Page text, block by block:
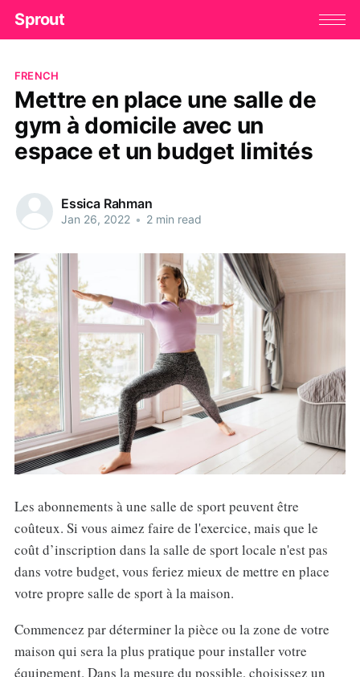
Sprout
FRENCH
Mettre en place une salle de
gym à domicile avec un
espace et un budget limités
Essica Rahman
Jan 26, 2022 • 2 min read
Les abonnements à une salle de sport peuvent être
coûteux. Si vous aimez faire de l'exercice, mais que le
coût d’inscription dans la salle de sport locale n'est pas
dans votre budget, vous feriez mieux de mettre en place
votre propre salle de sport à la maison.
Commencez par déterminer la pièce ou la zone de votre
maison qui sera la plus pratique pour installer votre
équipement. Dans la mesure du possible, choisissez un